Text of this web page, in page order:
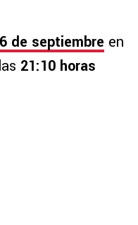
de septiembre en
21:10 horas